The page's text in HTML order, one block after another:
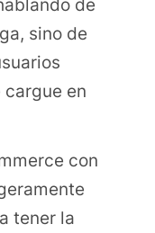
de
sino de
cargue en
con
tener la